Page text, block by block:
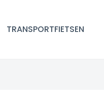
TRANSPORTFIETSEN